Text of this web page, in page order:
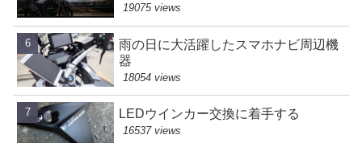
19075 views
雨の日に大活躍したスマホナビ周辺機
器
18054 views
LEDウインカー交換に着手する
16537 views